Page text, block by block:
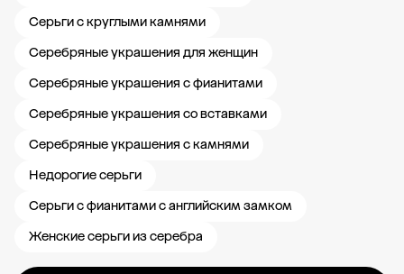
Серьги с круглыми камнями
Серебряные украшения для женщин
Серебряные украшения с фианитами
Серебряные украшения со вставками
Серебряные украшения с камнями
Недорогие серьги
Серьги с фианитами с английским замком
Женские серьги из серебра